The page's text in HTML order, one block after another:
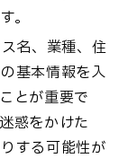
。
名、業種、住
基本情報を入
とが重要で
惑をかけた
する可能性が